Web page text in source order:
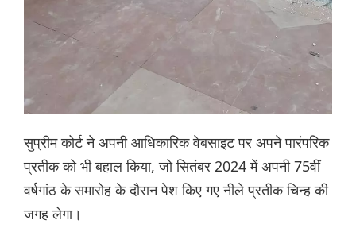
सुप्रीम कोर्ट ने अपनी आधिकारिक वेबसाइट पर अपने पारंपरिक
प्रतीक को भी बहाल किया, जो सितंबर 2024 में अपनी 75वीं
वर्षगांठ के समारोह के दौरान पेश किए गए नीले प्रतीक चिन्ह की
जगह लेगा।